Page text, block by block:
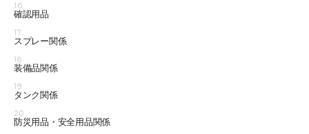
16
確認用品
17
スプレー関係
18
装備品関係
19
タンク関係
20
防災用品・安全用品関係